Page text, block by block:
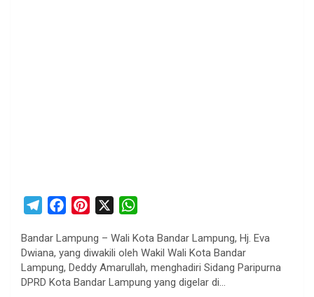
l
e
g
c
e
b
n
t
e
a
s
Bandar Lampung – Wali Kota Bandar Lampung, Hj. Eva
Dwiana, yang diwakili oleh Wakil Wali Kota Bandar
Lampung, Deddy Amarullah, menghadiri Sidang Paripurna
DPRD Kota Bandar Lampung yang digelar di…